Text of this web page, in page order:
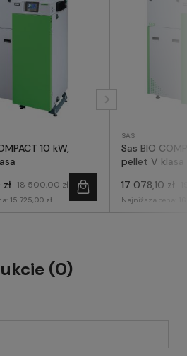
10 kW,
18 500,00 zł
15 725,00 zł
SAS
Sas BIO
pellet V klasa
17 078,10 zł
Najniższa cena:
(0)